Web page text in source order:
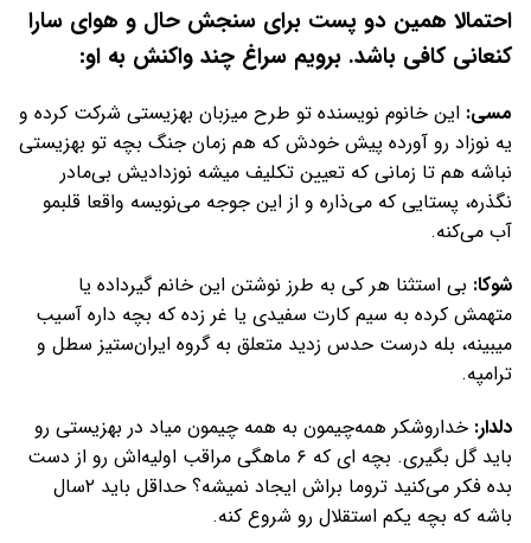
احتمالا همین دو پست برای سنجش حال و هوای سارا
کنعانی کافی باشد. برویم سراغ چند واکنش به او:
مسی: این خانوم نویسنده‌ تو طرح میزبان بهزیستی شرکت کرده و
یه نوزاد رو آورده پیش خودش که هم زمان جنگ بچه تو بهزیستی
نباشه هم تا زمانی که تعیین تکلیف میشه نوزدادیش بی‌مادر
نگذره، پستایی که می‌ذاره و از این جوجه می‌نویسه واقعا قلبمو
آب می‌کنه.
شوکا: ‌بی استثنا هر کی به طرز نوشتن این خانم گیرداده یا
متهمش کرده به سیم کارت سفیدی یا غر زده که بچه داره آسیب
میبینه، بله درست حدس زدید متعلق به گروه ایران‌ستیز سطل و
ترامپه.
دلدار: ‌ خداروشکر همه‌چیمون به همه چیمون میاد‌ در بهزیستی رو
باید گل بگیری. بچه ای که ۶ ماهگی مراقب اولیه‌اش رو از دست
بده فکر می‌کنید تروما براش ایجاد نمیشه؟ حداقل باید ۲سال
باشه که بچه یکم استقلال رو شروع کنه.